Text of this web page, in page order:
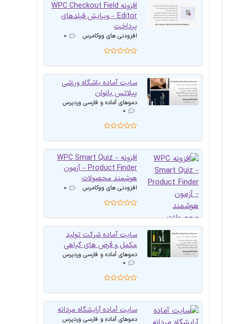
افزونه WPC Checkout Field
Editor – ویرایش فیلدهای
پرداخت
افزودنی های ووکامرس ۰
سایت آماده باشگاه ورزشی
پیلاتس بانوان
دموهای آماده و فارسی وردپرس
۰
افزونه WPC Smart Quiz –
Product Finder – آزمون
هوشمند محصولات
افزودنی های ووکامرس ۰
سایت آماده شرکت تولید
مکمل و قرص های گیاهی
دموهای آماده و فارسی وردپرس
۰
سایت آماده آرایشگاه مردانه
دموهای آماده و فارسی وردپرس